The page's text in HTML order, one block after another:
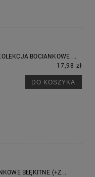
BOCIANKOWE ...
17,98 zł
DO KOSZYKA
BŁĘKITNE (+Z...